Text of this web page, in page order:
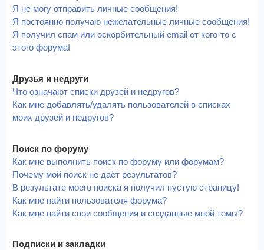
Я не могу отправить личные сообщения!
Я постоянно получаю нежелательные личные сообщения!
Я получил спам или оскорбительный email от кого-то с
этого форума!
Друзья и недруги
Что означают списки друзей и недругов?
Как мне добавлять/удалять пользователей в списках
моих друзей и недругов?
Поиск по форуму
Как мне выполнить поиск по форуму или форумам?
Почему мой поиск не даёт результатов?
В результате моего поиска я получил пустую страницу!
Как мне найти пользователя форума?
Как мне найти свои сообщения и созданные мной темы?
Подписки и закладки